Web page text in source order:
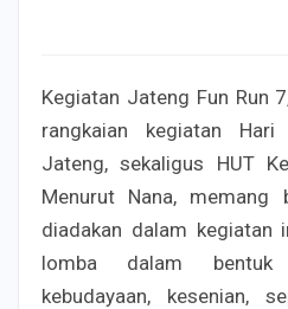
Kegiatan Jateng Fun Run
rangkaian kegiatan
Jateng, sekaligus HUT
Menurut Nana, memang
diadakan dalam kegiatan
lomba dalam bentuk
kebudayaan, kesenian,